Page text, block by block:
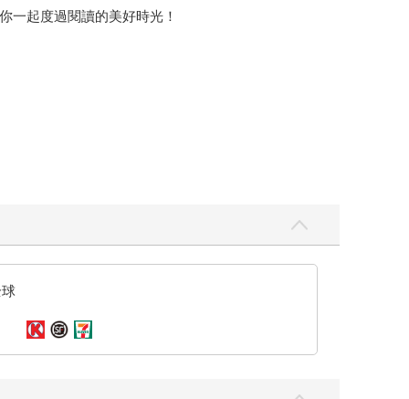
一起度過閱讀的美好時光！